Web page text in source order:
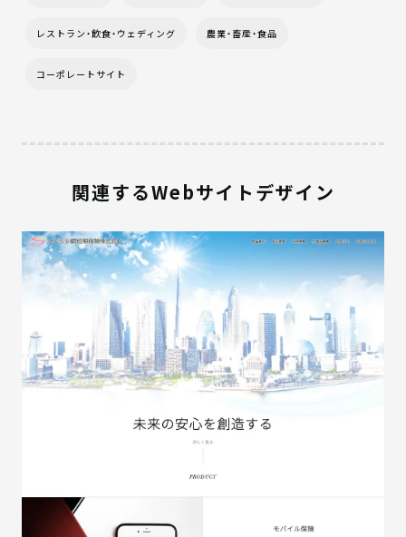
レストラン・飲食・ウェディング 農業・畜産・食品
コーポレートサイト
関連するWebサイトデザイン